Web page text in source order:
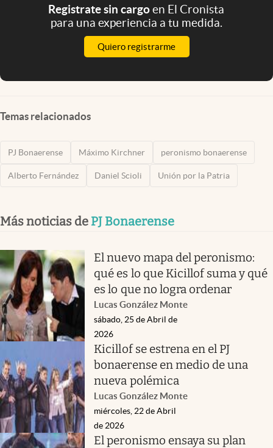
Registrate sin cargoen El Cronista
para una experiencia a tu medida.
Quiero registrarme
Temas relacionados
PJ Bonaerense Máximo Kirchner peronismo bonaerense
Alberto Fernández Daniel Scioli Unión por la Patria
Más noticias de PJ Bonaerense
El nuevo mapa del peronismo:
qué es lo que Kicillof suma y qué
es lo que no logra ordenar
Lucas González Monte
sábado, 25 de Abril de
2026
Kicillof se estrena en el PJ
bonaerense en medio de una
nueva polémica
Lucas González Monte
miércoles, 22 de Abril
de 2026
El peronismo ensaya su plan